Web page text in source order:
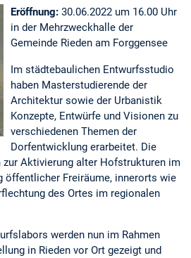
Eröffnung: 30.06.2022 um 16.00 Uhr
in der Mehrzweckhalle der
Gemeinde Rieden am Forggensee
Im städtebaulichen Entwurfsstudio
haben Masterstudierende der
Architektur sowie der Urbanistik
Konzepte, Entwürfe und Visionen zu
verschiedenen Themen der
Dorfentwicklung erarbeitet. Die
zur Aktivierung alter Hofstrukturen im
öffentlicher Freiräume, innerorts wie
des Ortes im regionalen
werden nun im Rahmen
in Rieden vor Ort gezeigt und